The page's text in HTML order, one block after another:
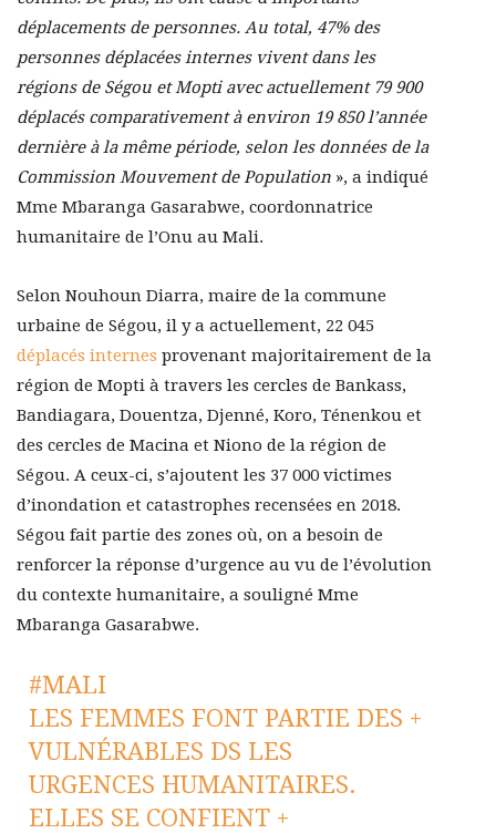
déplacements de personnes. Au total, 47% des
personnes déplacées internes vivent dans les
régions de Ségou et Mopti avec actuellement 79 900
déplacés comparativement à environ 19 850 l’année
dernière à la même période, selon les données de la
Commission Mouvement de Population », a indiqué
Mme Mbaranga Gasarabwe, coordonnatrice
humanitaire de l’Onu au Mali.
Selon Nouhoun Diarra, maire de la commune
urbaine de Ségou, il y a actuellement, 22 045
déplacés internes provenant majoritairement de la
région de Mopti à travers les cercles de Bankass,
Bandiagara, Douentza, Djenné, Koro, Ténenkou et
des cercles de Macina et Niono de la région de
Ségou. A ceux-ci, s’ajoutent les 37 000 victimes
d’inondation et catastrophes recensées en 2018.
Ségou fait partie des zones où, on a besoin de
renforcer la réponse d’urgence au vu de l’évolution
du contexte humanitaire, a souligné Mme
Mbaranga Gasarabwe.
#MALI
LES FEMMES FONT PARTIE DES +
VULNÉRABLES DS LES
URGENCES HUMANITAIRES.
ELLES SE CONFIENT +